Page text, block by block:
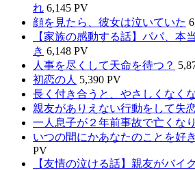
れ 6,145 PV
顔を見たら、彼女は泣いていた
【家族の感動する話】パパ、本
き 6,148 PV
人事を尽くして天命を待つ？
初恋の人 5,390 PV
長く付き合うと、やさしくなく
親友がありえない行動をして失
一人息子が２年前事故で亡くな
いつの間にかあなたのことを好
PV
【友情の泣ける話】親友がバイ